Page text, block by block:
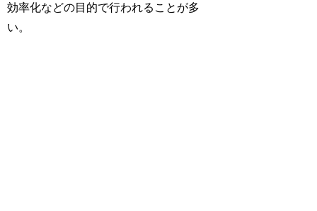
効率化などの目的で行われることが多
い。